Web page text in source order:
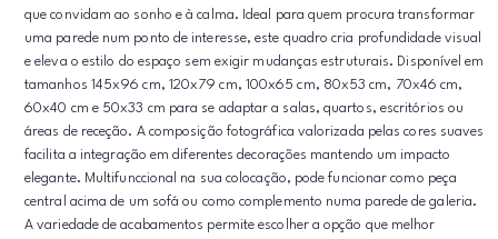
que convidam ao sonho e à calma. Ideal para quem procura transformar
uma parede num ponto de interesse, este quadro cria profundidade visual
e eleva o estilo do espaço sem exigir mudanças estruturais. Disponível em
tamanhos 145x96 cm, 120x79 cm, 100x65 cm, 80x53 cm, 70x46 cm,
60x40 cm e 50x33 cm para se adaptar a salas, quartos, escritórios ou
áreas de receção. A composição fotográfica valorizada pelas cores suaves
facilita a integração em diferentes decorações mantendo um impacto
elegante. Multifunccional na sua colocação, pode funcionar como peça
central acima de um sofá ou como complemento numa parede de galeria.
A variedade de acabamentos permite escolher a opção que melhor